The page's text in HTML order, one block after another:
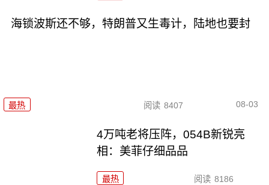
海锁波斯还不够，特朗普又生毒计，陆地也要封
最热 阅读 8407 08-03
4万吨老将压阵，054B新锐亮
相：美菲仔细品品
最热 阅读 8186